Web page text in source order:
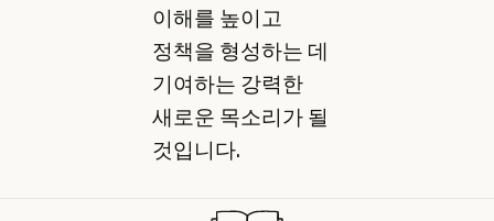
이해를 높이고
정책을 형성하는 데
기여하는 강력한
새로운 목소리가 될
것입니다.